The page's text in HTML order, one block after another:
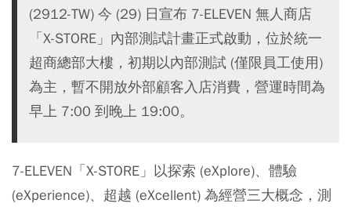
(2912-TW) 今 (29) 日宣布 7-ELEVEN 無人商店
「X-STORE」內部測試計畫正式啟動，位於統一
超商總部大樓，初期以內部測試 (僅限員工使用)
為主，暫不開放外部顧客入店消費，營運時間為
早上 7:00 到晚上 19:00。
7-ELEVEN「X-STORE」以探索 (eXplore)、體驗
(eXperience)、超越 (eXcellent) 為經營三大概念，測